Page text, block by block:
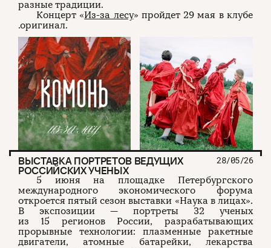
разные традиции.
Концерт «Из-за лесу» пройдет 29 мая в клубе
.оригинал.
ВЫСТАВКА ПОРТРЕТОВ ВЕДУЩИХ
РОССИЙСКИХ УЧЕНЫХ
28/05/26
5 июня на площадке Петербургского
международного экономического форума
откроется пятый сезон выставки «Наука в лицах».
В экспозиции — портреты 32 ученых
из 15 регионов России, разрабатывающих
прорывные технологии: плазменные ракетные
двигатели, атомные батарейки, лекарства